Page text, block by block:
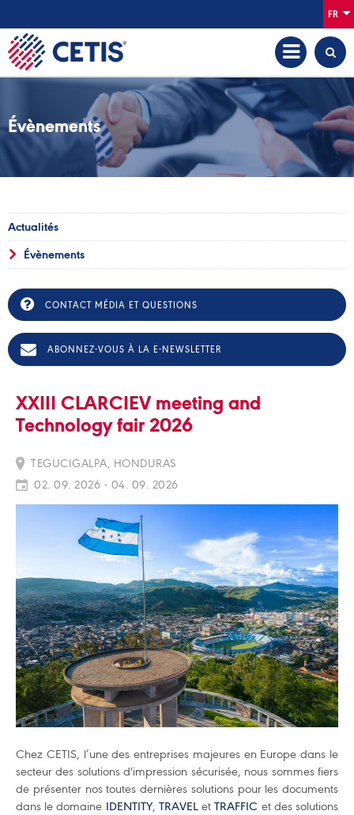
FR
Évènements
Actualités
Évènements
CONTACT MÉDIA ET QUESTIONS
ABONNEZ-VOUS À LA E-NEWSLETTER
XXIII CLARCIEV meeting and
Technology fair 2026
TEGUCIGALPA, HONDURAS
02. 09. 2026 - 04. 09. 2026
Chez CETIS, l’une des entreprises majeures en Europe dans le
secteur des solutions d'impression sécurisée, nous sommes fiers
de présenter nos toutes dernières solutions pour les documents
dans le domaine IDENTITY, TRAVELetTRAFFIC et des solutions